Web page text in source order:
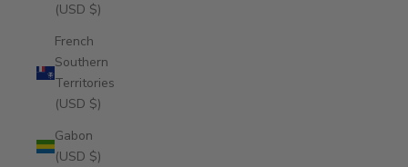
(USD $)
French
Southern
Territories
(USD $)
Gabon
(USD $)